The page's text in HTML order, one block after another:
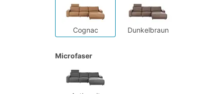
Cognac Dunkelbraun
Microfaser